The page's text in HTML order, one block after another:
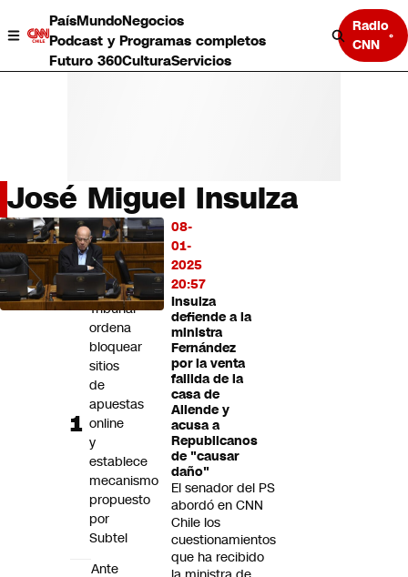
PaísMundoNegocios
Podcast y Programas completos
Futuro 360CulturaServicios
Radio
CNN
País
Mundo
Negocios
Deportes
Programas completos
CNN tiempo
Futuro 360
José Miguel Insulza
08-
01-
2025
20:57
Insulza
defiende a la
ministra
Fernández
por la venta
fallida de la
casa de
Allende y
acusa a
Republicanos
de "causar
daño"
El senador del PS
abordó en CNN
Chile los
cuestionamientos
que ha recibido
LO
MÁS
LEÍDO
Tribunal
ordena
bloquear
sitios
de
apuestas
online
y
establece
mecanismo
propuesto
por
Subtel
Ante